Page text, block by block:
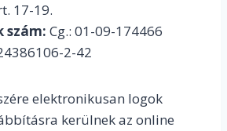
17-19.
szám: Cg.: 01-09-174466
2-42
elektronikusan logok
kerülnek az online